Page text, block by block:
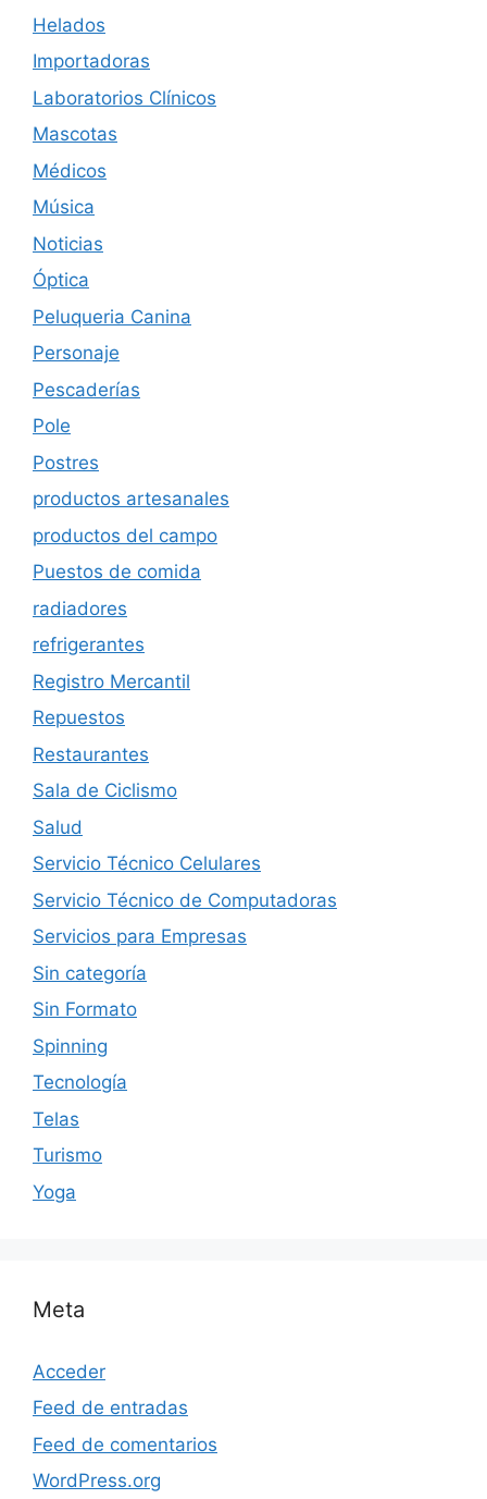
Helados
Importadoras
Laboratorios Clínicos
Mascotas
Médicos
Música
Noticias
Óptica
Peluqueria Canina
Personaje
Pescaderías
Pole
Postres
productos artesanales
productos del campo
Puestos de comida
radiadores
refrigerantes
Registro Mercantil
Repuestos
Restaurantes
Sala de Ciclismo
Salud
Servicio Técnico Celulares
Servicio Técnico de Computadoras
Servicios para Empresas
Sin categoría
Sin Formato
Spinning
Tecnología
Telas
Turismo
Yoga
Meta
Acceder
Feed de entradas
Feed de comentarios
WordPress.org